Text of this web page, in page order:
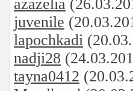
azazelia
juvenile
lapochkadi
nadji28
tayna0412